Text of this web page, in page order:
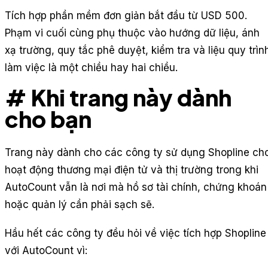
Tích hợp phần mềm đơn giản bắt đầu từ USD 500.
Phạm vi cuối cùng phụ thuộc vào hướng dữ liệu, ánh
xạ trường, quy tắc phê duyệt, kiểm tra và liệu quy
làm việc là một chiều hay hai chiều.
# Khi trang này dành
cho bạn
Trang này dành cho các công ty sử dụng Shopline
hoạt động thương mại điện tử và thị trường trong khi
AutoCount vẫn là nơi mà hồ sơ tài chính, chứng khoán
hoặc quản lý cần phải sạch sẽ.
Hầu hết các công ty đều hỏi về việc tích hợp Shopline
với AutoCount vì: